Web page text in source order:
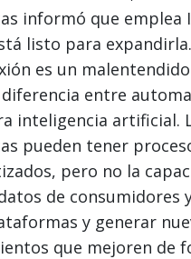
informó que emplea
listo para
es un
entre
inteligencia artificial.
pueden tener
pero no la
de consumidores
y generar
que mejoren de